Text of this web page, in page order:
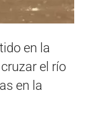
en la
el río
en la